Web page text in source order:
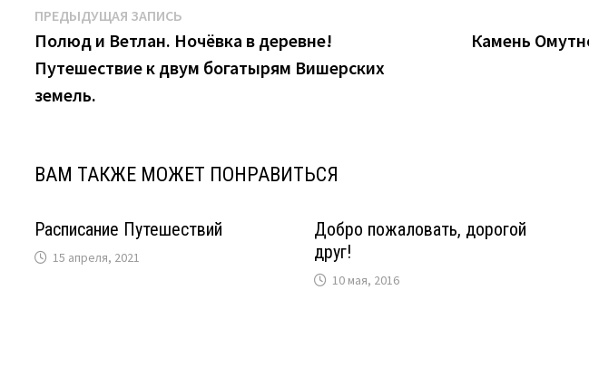
Навигация
по
записям
ПРЕДЫДУЩАЯ ЗАПИСЬ
запись:
Полюд и Ветлан. Ночёвка в деревне!
Путешествие к двум богатырям Вишерских
земель.
Камень
ВАМ ТАКЖЕ МОЖЕТ ПОНРАВИТЬСЯ
Расписание Путешествий
15 апреля, 2021
Добро пожаловать, дорогой
друг!
10 мая, 2016